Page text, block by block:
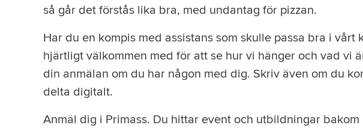
så går det förstås lika bra, med undantag för pizzan.
Har du en kompis med assistans som skulle passa bra i vårt
hjärtligt välkommen med för att se hur vi hänger och vad vi
din anmälan om du har någon med dig. Skriv även om du
delta digitalt.
Anmäl dig i Primass. Du hittar event och utbildningar bakom